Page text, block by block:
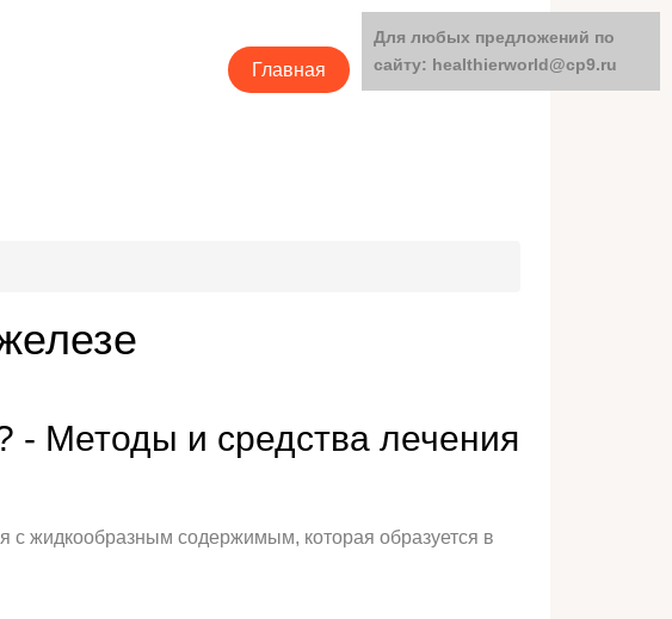
Главная Категории
- Методы и средства лечения
с жидкообразным содержимым, которая образуется в
Для любых предложений по
сайту: healthierworld@cp9.ru